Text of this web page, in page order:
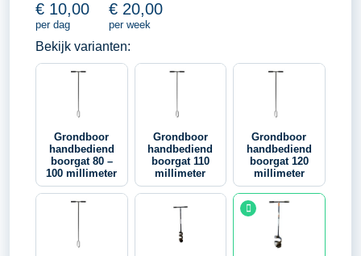
€ 10,00
per dag
€ 20,00
per week
Bekijk varianten:
Grondboor
handbediend
boorgat 80 –
100 millimeter
Grondboor
handbediend
boorgat 110
millimeter
Grondboor
handbediend
boorgat 120
millimeter